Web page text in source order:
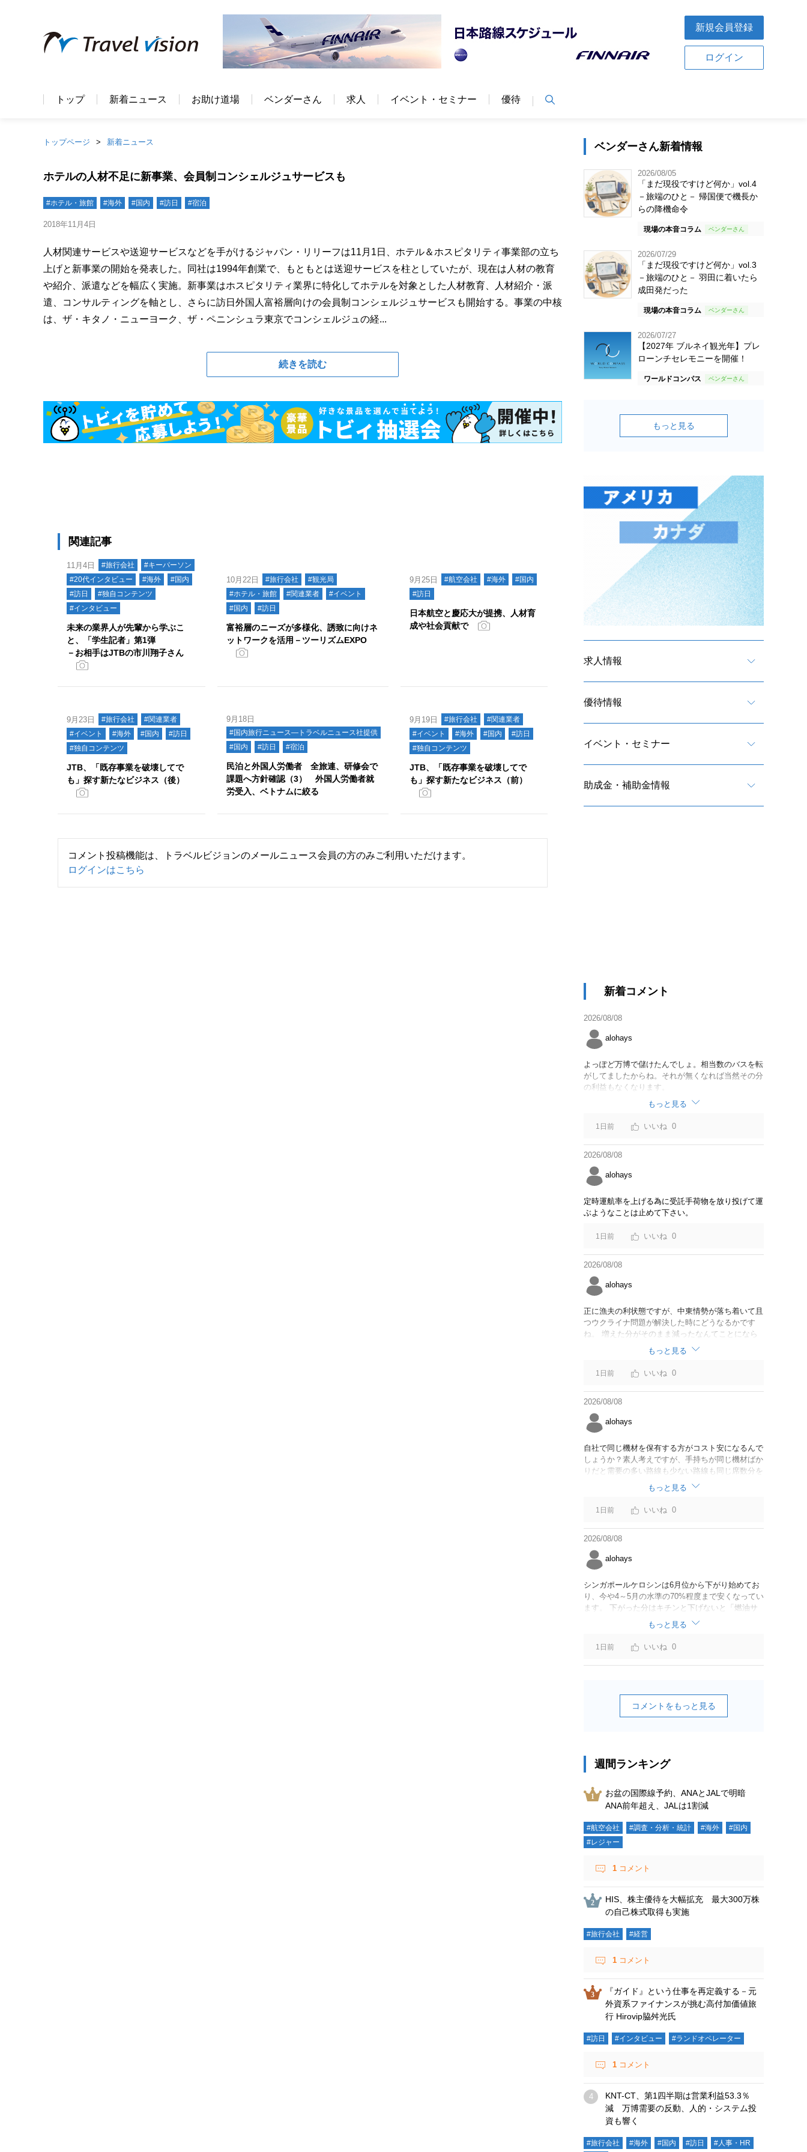
新規会員登録
ログイン
トップ 新着ニュース お助け道場 ベンダーさん 求人 イベント・セミナー 優待
トップページ 新着ニュース
ホテルの人材不足に新事業、会員制コンシェルジュサービスも
#ホテル・旅館 #海外 #国内 #訪日 #宿泊
2018年11月4日
人材関連サービスや送迎サービスなどを手がけるジャパン・リリーフは11月1日、ホテル＆ホスピタリティ事業部の立ち
上げと新事業の開始を発表した。同社は1994年創業で、もともとは送迎サービスを柱としていたが、現在は人材の教育
や紹介、派遣などを幅広く実施。新事業はホスピタリティ業界に特化してホテルを対象とした人材教育、人材紹介・派
遣、コンサルティングを軸とし、さらに訪日外国人富裕層向けの会員制コンシェルジュサービスも開始する。事業の中核
は、ザ・キタノ・ニューヨーク、ザ・ペニンシュラ東京でコンシェルジュの経...
続きを読む
関連記事
11月4日 #旅行会社
#キーパーソン
#20代インタビュー
#海外
#国内
#訪日
#独自コンテンツ
#インタビュー
未来の業界人が先輩から学ぶこ
と、「学生記者」第1弾
－お相手はJTBの市川翔子さん
10月22日 #旅行会社
#観光局
#ホテル・旅館
#関連業者
#イベント
#国内
#訪日
富裕層のニーズが多様化、誘致に向けネ
ットワークを活用－ツーリズムEXPO
9月25日 #航空会社 #海外
#国内
#訪日
日本航空と慶応大が提携、人材育
成や社会貢献で
9月23日 #旅行会社
#関連業者
#イベント
#海外 #国内
#訪日
#独自コンテンツ
JTB、「既存事業を破壊してで
も」探す新たなビジネス（後）
9月18日
#国内旅行ニュース―トラベルニュース社提供
#国内
#訪日 #宿泊
民泊と外国人労働者 全旅連、研修会で
課題へ方針確認（3） 外国人労働者就
労受入、ベトナムに絞る
9月19日 #旅行会社
#関連業者
#イベント
#海外 #国内
#訪日
#独自コンテンツ
JTB、「既存事業を破壊してで
も」探す新たなビジネス（前）
コメント投稿機能は、トラベルビジョンのメールニュース会員の方のみご利用いただけます。
ログインはこちら
ベンダーさん新着情報
2026/08/05
「まだ現役ですけど何か」vol.4
－旅端のひと－ 帰国便で機長か
らの降機命令
現場の本音コラム
2026/07/29
「まだ現役ですけど何か」vol.3
－旅端のひと－ 羽田に着いたら
成田発だった
現場の本音コラム
2026/07/27
【2027年 ブルネイ観光年】プレ
ローンチセレモニーを開催！
ワールドコンパス
もっと見る
求人情報
優待情報
イベント・セミナー
助成金・補助金情報
新着コメント
2026/08/08
alohays
よっぽど万博で儲けたんでしょ。相当数のバスを転
がしてましたからね。それが無くなれば当然その分
の利益もなくなります。
もっと見る
1日前 0
2026/08/08
alohays
定時運航率を上げる為に受託手荷物を放り投げて運
ぶようなことは止めて下さい。
1日前 0
2026/08/08
alohays
正に漁夫の利状態ですが、中東情勢が落ち着いて且
つウクライナ問題が解決した時にどうなるかです
ね。 増えた分がそのまま減ったなんてことになら
なければいいですが。
もっと見る
1日前 0
2026/08/08
alohays
自社で同じ機材を保有する方がコスト安になるんで
しょうか？素人考えですが、手持ちが同じ機材ばか
りだと需要の多い路線も少ない路線も同じ席数分を
供給することになるので、需要が多い路線には大型
機材を当て、少ない路線には小型機材を当てるな
ど、席数を調整するにはリース契約の方が対応しや
すいと思いました。
もっと見る
1日前 0
2026/08/08
alohays
シンガポールケロシンは6月位から下がり始めてお
り、今や4～5月の水準の70%程度まで安くなってい
ます。 下がった分はキチンと下げないと「燃油サ
ーチャージ＝利益」と判断されますよ。
もっと見る
1日前 0
コメントをもっと見る
週間ランキング
お盆の国際線予約、ANAとJALで明暗
ANA前年超え、JALは1割減
#航空会社 #調査・分析・統計 #海外
#国内
#レジャー
1 コメント
HIS、株主優待を大幅拡充 最大300万株
の自己株式取得も実施
#旅行会社 #経営
1 コメント
『ガイド』という仕事を再定義する－元
外資系ファイナンスが挑む高付加価値旅
行 Hirovip脇舛光氏
#訪日 #インタビュー #ランドオペレーター
1 コメント
KNT-CT、第1四半期は営業利益53.3％
減 万博需要の反動、人的・システム投
資も響く
#旅行会社 #海外 #国内 #訪日 #人事・HR